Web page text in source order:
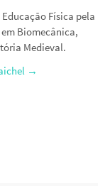
Educação Física pela
Biomecânica,
Medieval.
→